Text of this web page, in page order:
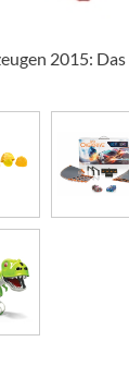
2015: Das